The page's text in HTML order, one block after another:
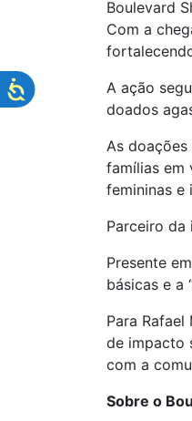
Boulevard
Com a
A ação
doados
As
famílias em
femininas e
Parceiro da
Presente
básicas e a
Para
de impacto
com a
Sobre o